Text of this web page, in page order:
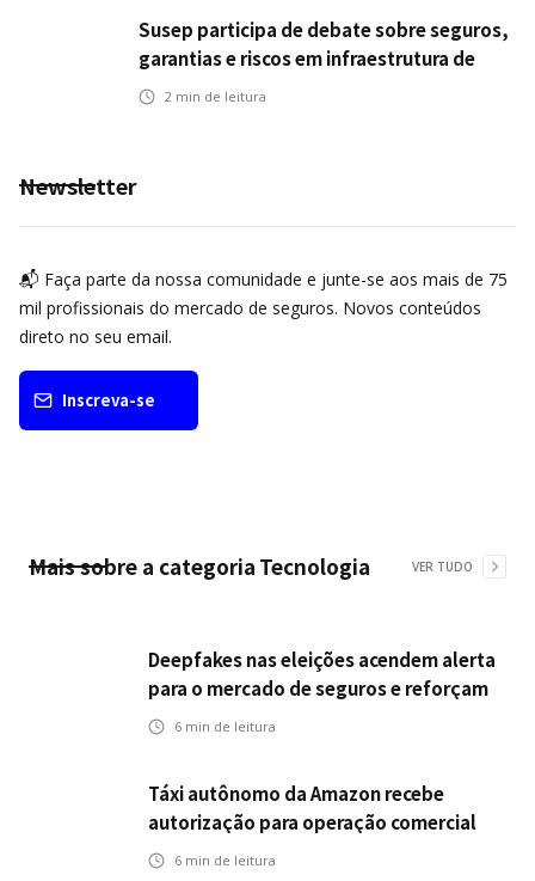
Susep participa de debate sobre seguros,
garantias e riscos em infraestrutura de
transportes
2 min de leitura
Newsletter
📬 Faça parte da nossa comunidade e junte-se aos mais de 75
mil profissionais do mercado de seguros. Novos conteúdos
direto no seu email.
Inscreva-se
Mais sobre a categoria Tecnologia VER TUDO
Deepfakes nas eleições acendem alerta
para o mercado de seguros e reforçam
desafios da inteligência artificial
6 min de leitura
Táxi autônomo da Amazon recebe
autorização para operação comercial
nos EUA: como a circulação desses
6 min de leitura